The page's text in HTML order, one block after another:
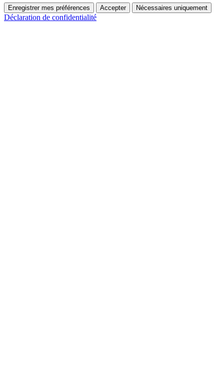
Enregistrer mes préférences Accepter Nécessaires uniquement
Déclaration de confidentialité